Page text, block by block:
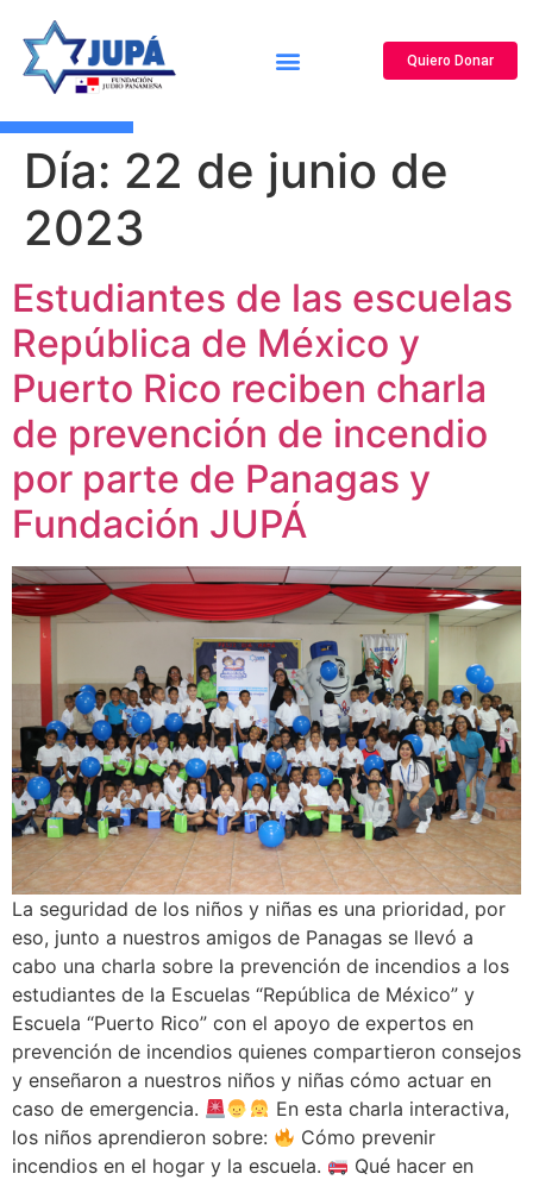
Quiero Donar
Día: 22 de junio de
2023
Estudiantes de las escuelas
República de México y
Puerto Rico reciben charla
de prevención de incendio
por parte de Panagas y
Fundación JUPÁ
La seguridad de los niños y niñas es una prioridad, por
eso, junto a nuestros amigos de Panagas se llevó a
cabo una charla sobre la prevención de incendios a los
estudiantes de la Escuelas “República de México” y
Escuela “Puerto Rico” con el apoyo de expertos en
prevención de incendios quienes compartieron consejos
y enseñaron a nuestros niños y niñas cómo actuar en
caso de emergencia.
En esta charla interactiva,
los niños aprendieron sobre:
Cómo prevenir
incendios en el hogar y la escuela.
Qué hacer en